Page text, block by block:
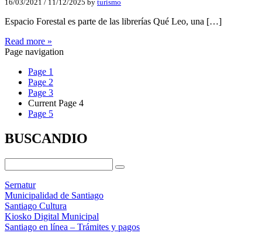
16/03/2021 / 11/12/2025 by turismo
Espacio Forestal es parte de las librerías Qué Leo, una […]
Read more »
Page navigation
Page 1
Page 2
Page 3
Current Page 4
Page 5
BUSCANDIO
Sernatur
Municipalidad de Santiago
Santiago Cultura
Kiosko Digital Municipal
Santiago en línea – Trámites y pagos